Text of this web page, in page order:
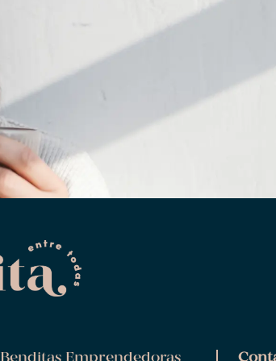
Benditas Emprendedoras